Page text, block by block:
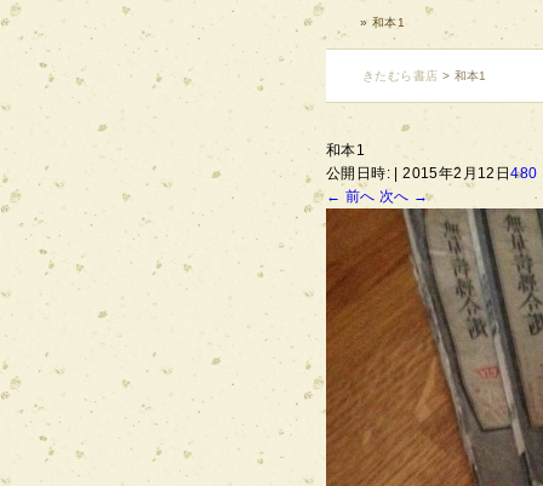
» 和本1
きたむら書店 > 和本1
和本1
公開日時:
2015年2月12日480
← 前へ 次へ →